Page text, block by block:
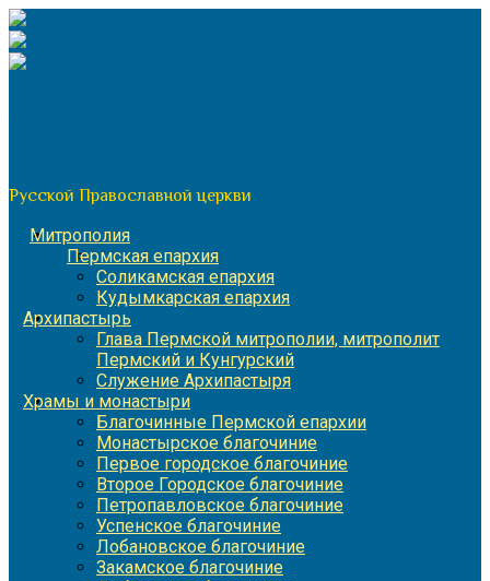
Перейти
к
содержимому
Русской Православной церкви
Митрополия
Пермская епархия
Соликамская епархия
Кудымкарская епархия
Архипастырь
Глава Пермской митрополии, митрополит
Пермский и Кунгурский
Служение Архипастыря
Храмы и монастыри
Благочинные Пермской епархии
Монастырское благочиние
Первое городское благочиние
Второе Городское благочиние
Петропавловское благочиние
Успенское благочиние
Лобановское благочиние
Закамское благочиние